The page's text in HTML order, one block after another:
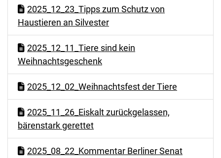
2025_12_23_Tipps zum Schutz von
Haustieren an Silvester
2025_12_11_Tiere sind kein
Weihnachtsgeschenk
2025_12_02_Weihnachtsfest der Tiere
2025_11_26_Eiskalt zurückgelassen,
bärenstark gerettet
2025_08_22_Kommentar Berliner Senat